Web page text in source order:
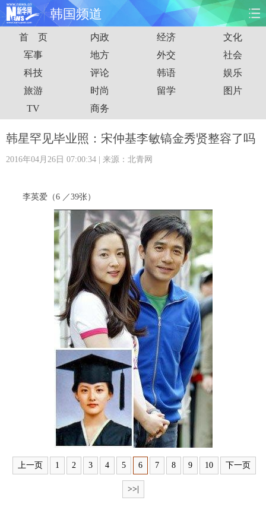
韩国频道
首页 时政 国际 财经
娱乐 体育 人事 教育
时尚 思客
港澳 台湾 华人 汽车
科技 能源
图片
健康 信息化
公益 军事
摄影 新华广播
新华电视中文 新华电视英文
首 页 内政 经济
文化
军事
地方 外交
社会
科技
评论 韩语
娱乐
旅游
时尚 留学
图片
TV
商务
韩星罕见毕业照：宋仲基李敏镐金秀贤整容了吗
2016年04月26日 07:00:34 | 来源：北青网
李英爱（6 ／39张）
上一页 1 2 3 4 5 6 7 8 9 10 下一页
>>|